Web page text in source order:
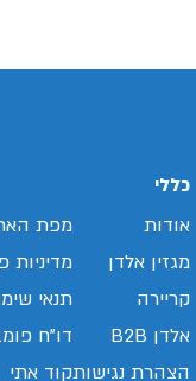
כללי
אודות
מגזין אלדן
קריירה
אלדן B2B
הצהרת נגישות
מפת
מדיניות
תנאי
דו"ח
קוד אתי